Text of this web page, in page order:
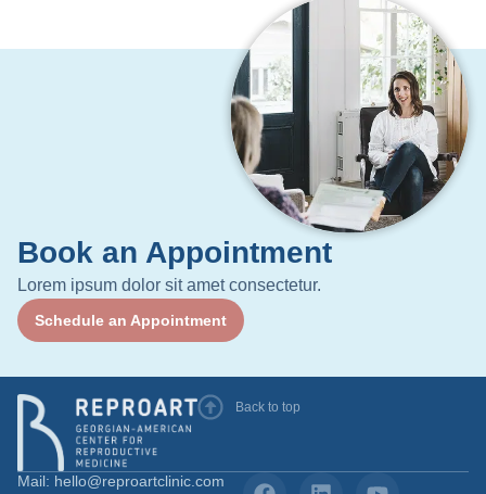
Book an Appointment
Lorem ipsum dolor sit amet consectetur.
Schedule an Appointment
Back to top
Mail: hello@reproartclinic.com